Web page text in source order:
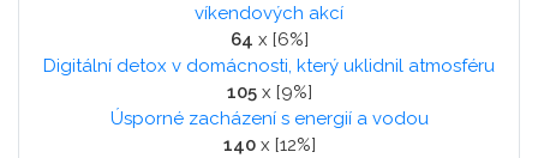
víkendových akcí
64 x [6%]
Digitální detox v domácnosti, který uklidnil atmosféru
105x [9%]
Úsporné zacházení s energií a vodou
140x [12%]